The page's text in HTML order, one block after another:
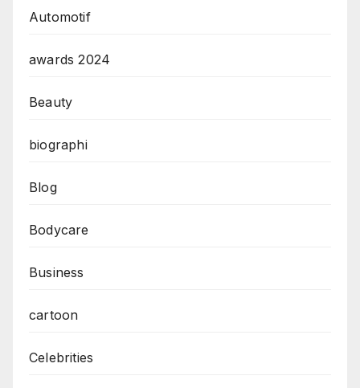
Automotif
awards 2024
Beauty
biographi
Blog
Bodycare
Business
cartoon
Celebrities